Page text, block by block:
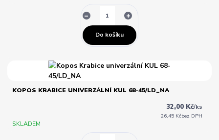
Do košíku
KOPOS KRABICE UNIVERZÁLNÍ KUL 68-45/LD_NA
32,00 Kč/ks
26,45 Kčbez DPH
SKLADEM